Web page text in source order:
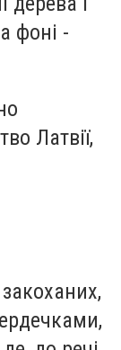
фоні -
Латвії,